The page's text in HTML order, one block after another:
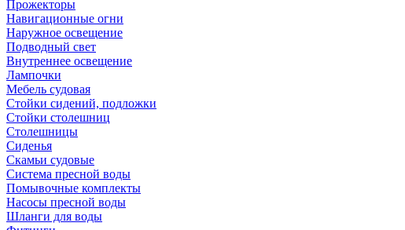
Прожекторы
Навигационные огни
Наружное освещение
Подводный свет
Внутреннее освещение
Лампочки
Мебель судовая
Стойки сидений, подложки
Стойки столешниц
Столешницы
Сиденья
Скамьи судовые
Система пресной воды
Помывочные комплекты
Насосы пресной воды
Шланги для воды